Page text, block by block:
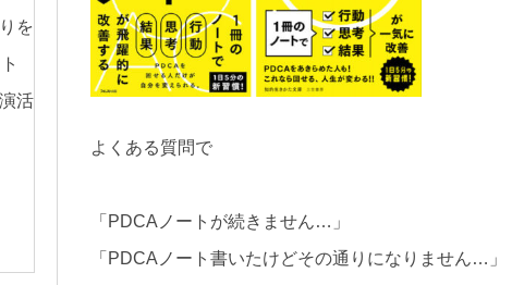
よくある質問で
「PDCAノートが続きません…」
「PDCAノート書いたけどその通りになりません…」
を
活